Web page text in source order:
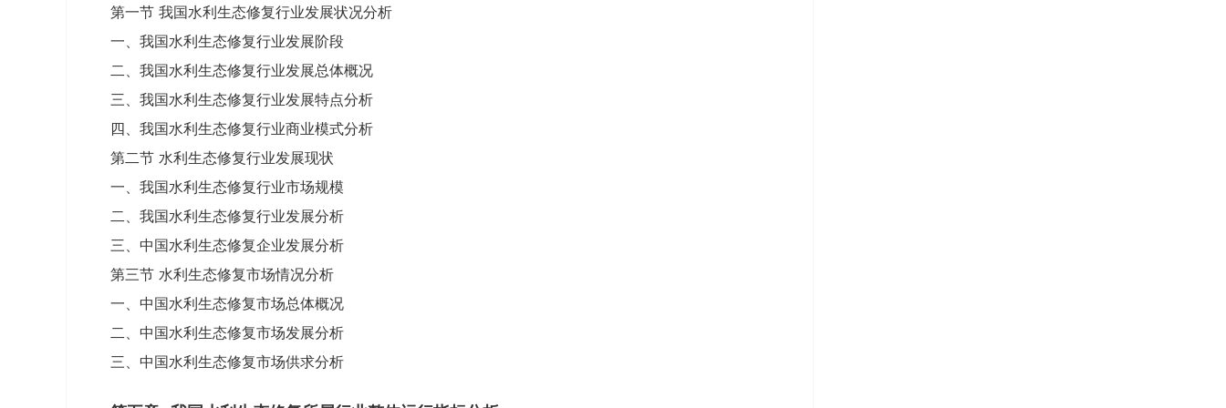
第一节 我国水利生态修复行业发展状况分析
一、我国水利生态修复行业发展阶段
二、我国水利生态修复行业发展总体概况
三、我国水利生态修复行业发展特点分析
四、我国水利生态修复行业商业模式分析
第二节 水利生态修复行业发展现状
一、我国水利生态修复行业市场规模
二、我国水利生态修复行业发展分析
三、中国水利生态修复企业发展分析
第三节 水利生态修复市场情况分析
一、中国水利生态修复市场总体概况
二、中国水利生态修复市场发展分析
三、中国水利生态修复市场供求分析